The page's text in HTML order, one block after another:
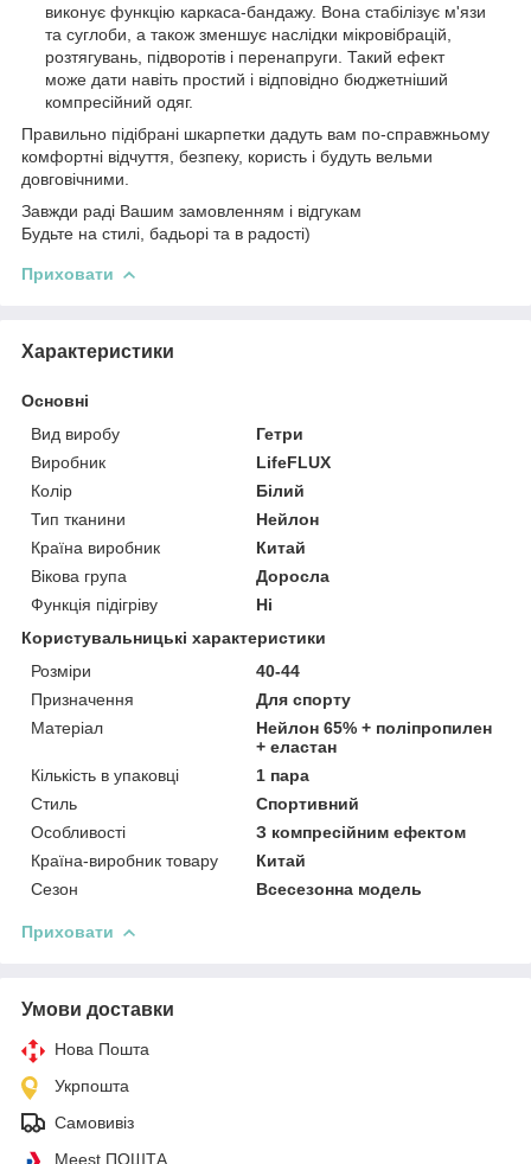
виконує функцію каркаса-бандажу. Вона стабілізує м'язи
та суглоби, а також зменшує наслідки мікровібрацій,
розтягувань, підворотів і перенапруги. Такий ефект
може дати навіть простий і відповідно бюджетніший
компресійний одяг.
Правильно підібрані шкарпетки дадуть вам по-справжньому
комфортні відчуття, безпеку, користь і будуть вельми
довговічними.
Завжди раді Вашим замовленням і відгукам
Будьте на стилі, бадьорі та в радості)
Приховати
Характеристики
Основні
Вид виробу
Гетри
Виробник
LifeFLUX
Колір
Білий
Тип тканини
Нейлон
Країна виробник
Китай
Вікова група
Доросла
Функція підігріву
Ні
Користувальницькі характеристики
Розміри
40-44
Призначення
Для спорту
Матеріал
Нейлон 65% + поліпропилен
+ еластан
Кількість в упаковці
1 пара
Стиль
Спортивний
Особливості
З компресійним ефектом
Країна-виробник товару
Китай
Сезон
Всесезонна модель
Приховати
Умови доставки
Нова Пошта
Укрпошта
Самовивіз
Meest ПОШТА